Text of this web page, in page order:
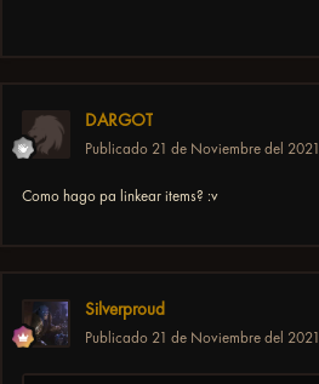
DARGOT
Publicado 21 de Noviembre del 2021
Como hago pa linkear items? :v
Silverproud
Publicado 21 de Noviembre del 2021